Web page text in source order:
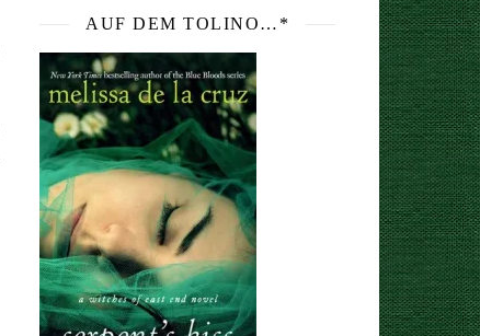
AUF DEM TOLINO…*